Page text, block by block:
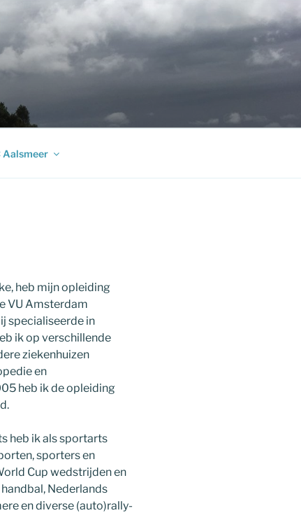
Aalsmeer
heb mijn opleiding
VU Amsterdam
specialiseerde in
ik op verschillende
ziekenhuizen
en
heb ik de opleiding
heb ik als sportarts
sporters en
Cup wedstrijden en
Nederlands
en diverse (auto)rally-